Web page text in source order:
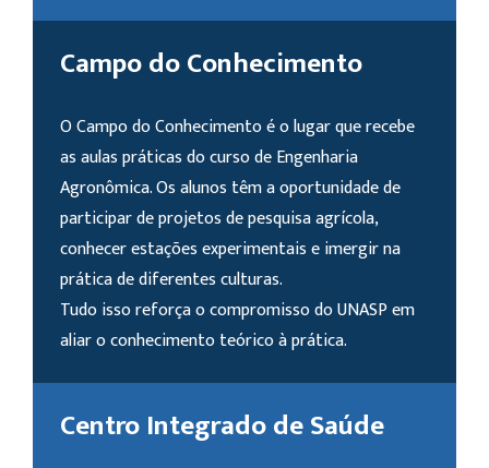
Campo do Conhecimento
O Campo do Conhecimento é o lugar que recebe
as aulas práticas do curso de Engenharia
Agronômica. Os alunos têm a oportunidade de
participar de projetos de pesquisa agrícola,
conhecer estações experimentais e imergir na
prática de diferentes culturas.
Tudo isso reforça o compromisso do UNASP em
aliar o conhecimento teórico à prática.
Centro Integrado de Saúde